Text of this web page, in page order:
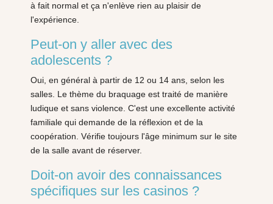
à fait normal et ça n'enlève rien au plaisir de
l'expérience.
Peut-on y aller avec des
adolescents ?
Oui, en général à partir de 12 ou 14 ans, selon les
salles. Le thème du braquage est traité de manière
ludique et sans violence. C'est une excellente activité
familiale qui demande de la réflexion et de la
coopération. Vérifie toujours l'âge minimum sur le site
de la salle avant de réserver.
Doit-on avoir des connaissances
spécifiques sur les casinos ?